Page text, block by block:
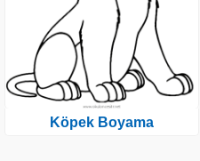
Köpek Boyama